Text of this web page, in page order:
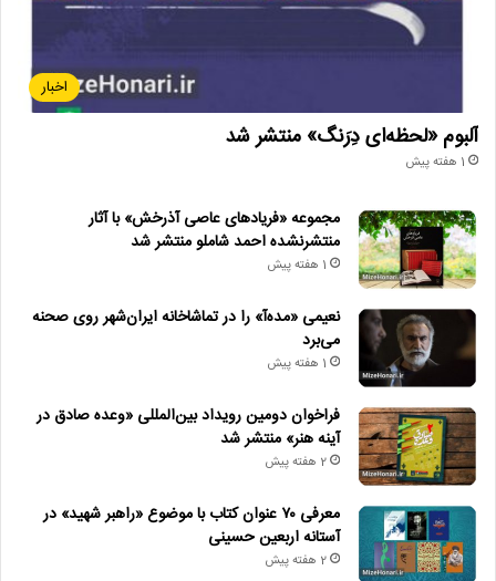
اخبار
آلبوم «لحظه‌ای دِرَنگ» منتشر شد
1 هفته پیش
مجموعه «فریادهای عاصی آذرخش» با آثار
منتشرنشده احمد شاملو منتشر شد
1 هفته پیش
نعیمی «مده‌آ» را در تماشاخانه ایران‌شهر روی صحنه
می‌برد
1 هفته پیش
فراخوان دومین رویداد بین‌المللی «وعده صادق در
آینه هنر» منتشر شد
2 هفته پیش
معرفی ۷۰ عنوان کتاب با موضوع «راهبر شهید» در
آستانه اربعین حسینی
2 هفته پیش